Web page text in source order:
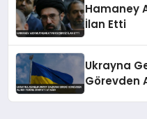
Hamaney
İlan Etti
Ukrayna
Görevden